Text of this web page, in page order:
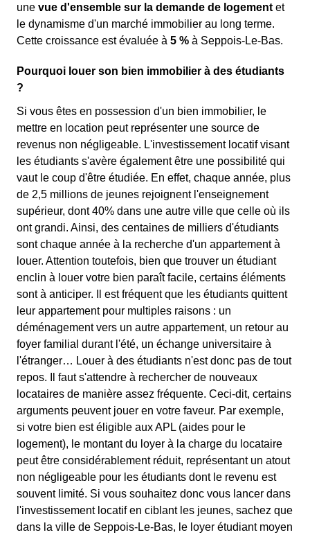
une vue d'ensemble sur la demande de logement et
le dynamisme d'un marché immobilier au long terme.
Cette croissance est évaluée à 5 % à Seppois-Le-Bas.
Pourquoi louer son bien immobilier à des étudiants
?
Si vous êtes en possession d'un bien immobilier, le
mettre en location peut représenter une source de
revenus non négligeable. L'investissement locatif visant
les étudiants s'avère également être une possibilité qui
vaut le coup d'être étudiée. En effet, chaque année, plus
de 2,5 millions de jeunes rejoignent l'enseignement
supérieur, dont 40% dans une autre ville que celle où ils
ont grandi. Ainsi, des centaines de milliers d'étudiants
sont chaque année à la recherche d'un appartement à
louer. Attention toutefois, bien que trouver un étudiant
enclin à louer votre bien paraît facile, certains éléments
sont à anticiper. Il est fréquent que les étudiants quittent
leur appartement pour multiples raisons : un
déménagement vers un autre appartement, un retour au
foyer familial durant l'été, un échange universitaire à
l'étranger… Louer à des étudiants n'est donc pas de tout
repos. Il faut s'attendre à rechercher de nouveaux
locataires de manière assez fréquente. Ceci-dit, certains
arguments peuvent jouer en votre faveur. Par exemple,
si votre bien est éligible aux APL (aides pour le
logement), le montant du loyer à la charge du locataire
peut être considérablement réduit, représentant un atout
non négligeable pour les étudiants dont le revenu est
souvent limité. Si vous souhaitez donc vous lancer dans
l'investissement locatif en ciblant les jeunes, sachez que
dans la ville de Seppois-Le-Bas, le loyer étudiant moyen